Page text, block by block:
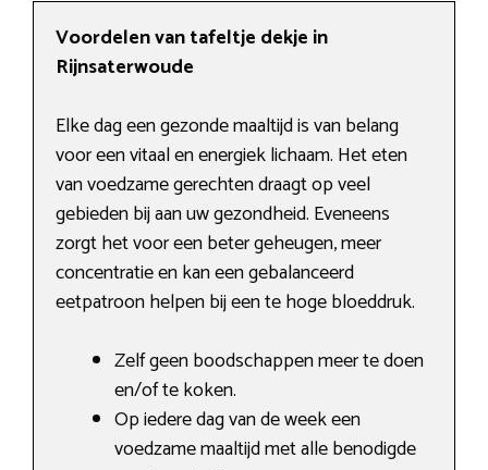
Voordelen van tafeltje dekje in
Rijnsaterwoude
Elke dag een gezonde maaltijd is van belang
voor een vitaal en energiek lichaam. Het eten
van voedzame gerechten draagt op veel
gebieden bij aan uw gezondheid. Eveneens
zorgt het voor een beter geheugen, meer
concentratie en kan een gebalanceerd
eetpatroon helpen bij een te hoge bloeddruk.
Zelf geen boodschappen meer te doen
en/of te koken.
Op iedere dag van de week een
voedzame maaltijd met alle benodigde